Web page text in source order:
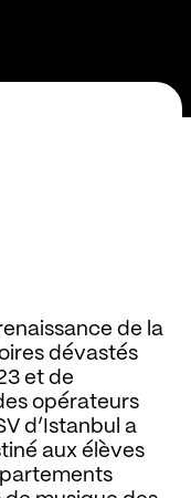
de la
dévastés
et de
opérateurs
d’Istanbul a
aux élèves